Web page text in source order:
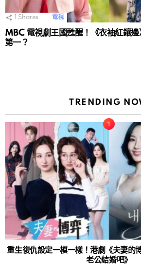
Shares 電視
MBC 電視劇王國甦醒！《衣袖紅鑲邊
第一？
TRENDING
重生復仇設定一模一樣！港劇《夫妻的
老公結婚吧》